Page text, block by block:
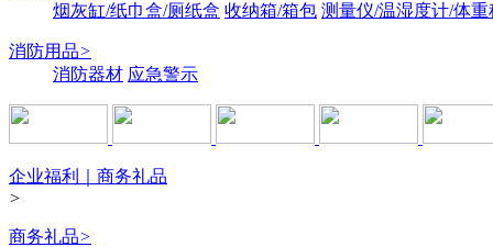
烟灰缸/纸巾盒/厕纸盒 收纳箱/箱包 测量仪/温湿度计/体重
消防用品>
消防器材 应急警示
企业福利｜商务礼品
>
商务礼品>